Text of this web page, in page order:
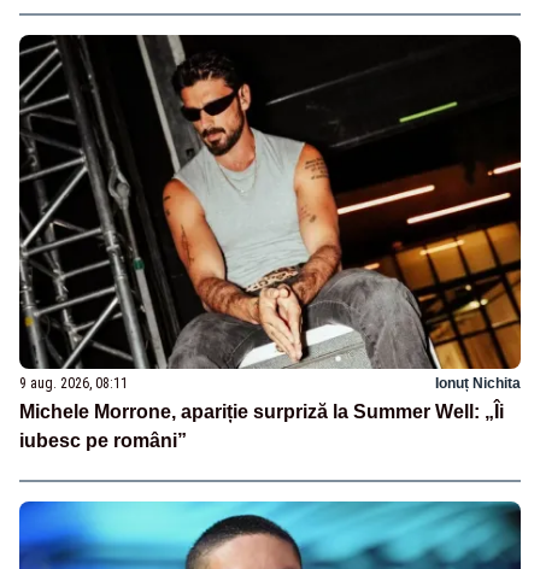
9 aug. 2026, 08:11 Ionuț Nichita
Michele Morrone, apariție surpriză la Summer Well: „Îi
iubesc pe români”